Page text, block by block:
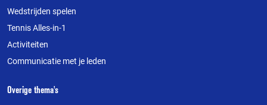
Wedstrijden spelen
Tennis Alles-in-1
Activiteiten
Communicatie met je leden
Overige thema's